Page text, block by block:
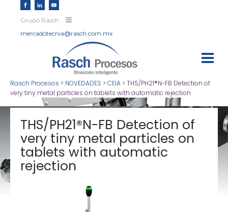
Grupo Rasch
mercadotecnia@rasch.com.mx
Rasch Procesos > NOVEDADES > CEIA > THS/PH21®N-FB Detection of
very tiny metal particles on tablets with automatic rejection
THS/PH21®N-FB Detection of
very tiny metal particles on
tablets with automatic
rejection